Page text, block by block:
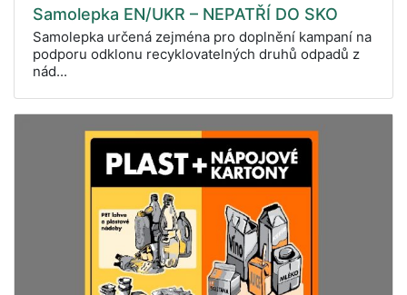
Samolepka EN/UKR – NEPATŘÍ DO SKO
Samolepka určená zejména pro doplnění kampaní na
podporu odklonu recyklovatelných druhů odpadů z
nád...